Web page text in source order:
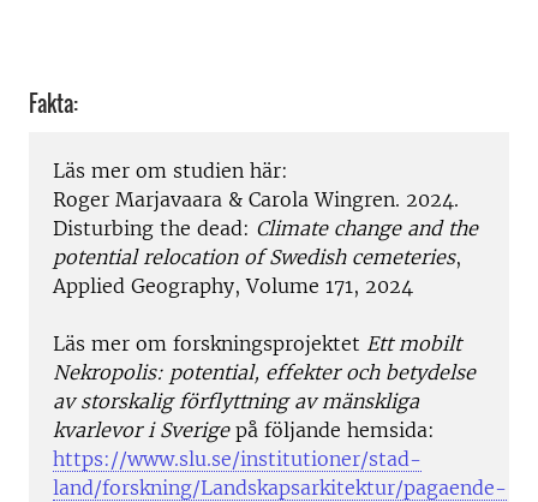
Fakta:
Läs mer om studien här:
Roger Marjavaara & Carola Wingren. 2024.
Disturbing the dead: Climate change and the
potential relocation of Swedish cemeteries,
Applied Geography, Volume 171, 2024
Läs mer om forskningsprojektet Ett mobilt
Nekropolis: potential, effekter och betydelse
av storskalig förflyttning av mänskliga
kvarlevor i Sverigepå följande hemsida:
https://www.slu.se/institutioner/stad-
land/forskning/Landskapsarkitektur/pagaende-